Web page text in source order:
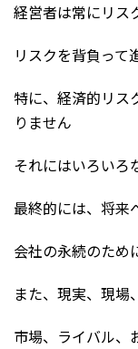
経営者は常にリス
リスクを背負って
特に、経済的リス
りません
それにはいろいろ
最終的には、将来
会社の永続のため
また、現実、現場
市場、ライバル、